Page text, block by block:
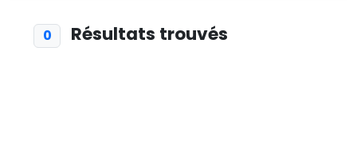
0 Résultats trouvés